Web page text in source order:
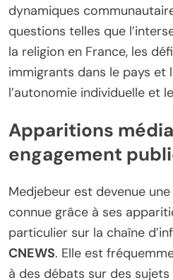
dynamiques
questions telles que
la religion en France, les
immigrants dans le pays et
l’autonomie individuelle et
Apparitions
engagement
Medjebeur est devenue
connue grâce à ses
particulier sur la chaîne
CNEWS. Elle est
à des débats sur des